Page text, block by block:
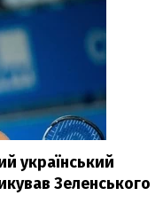
український
Зеленського